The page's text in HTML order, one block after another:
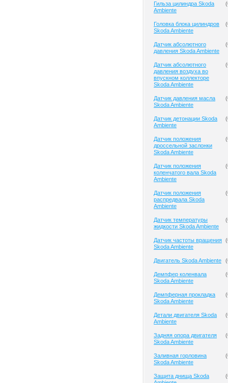
Гильза цилиндра Skoda
Ambiente
(
Головка блока цилиндров
Skoda Ambiente
(
Датчик абсолютного
давления Skoda Ambiente
(
Датчик абсолютного
давления воздуха во
впускном коллекторе
Skoda Ambiente
(
Датчик давления масла
Skoda Ambiente
(
Датчик детонации Skoda
Ambiente
(
Датчик положения
дроссельной заслонки
Skoda Ambiente
(
Датчик положения
коленчатого вала Skoda
Ambiente
(
Датчик положения
распредвала Skoda
Ambiente
(
Датчик температуры
жидкости Skoda Ambiente
(
Датчик частоты вращения
Skoda Ambiente
(
Двигатель Skoda Ambiente (
Демпфер коленвала
Skoda Ambiente
(
Демпферная прокладка
Skoda Ambiente
(
Детали двигателя Skoda
Ambiente
(
Задняя опора двигателя
Skoda Ambiente
(
Заливная горловина
Skoda Ambiente
(
Защита днища Skoda
(